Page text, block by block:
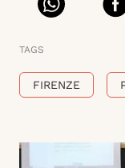
TAGS
FIRENZE